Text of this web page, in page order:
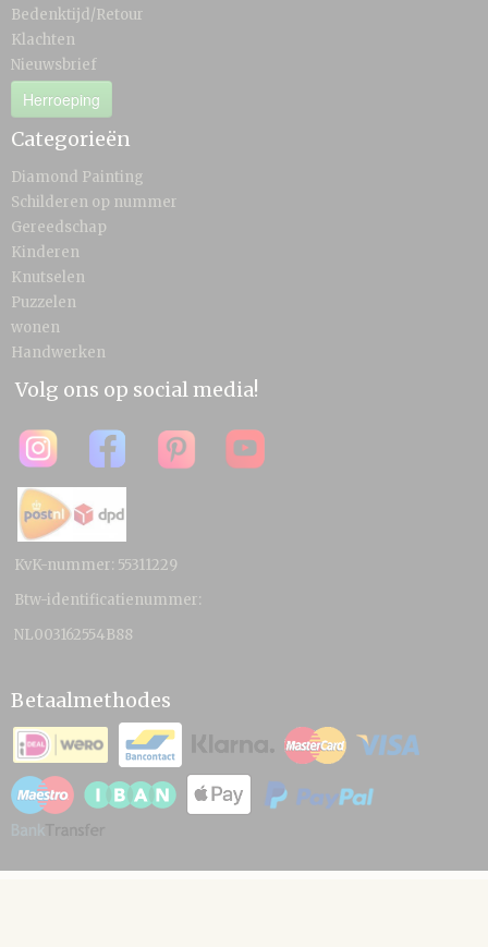
Bedenktijd/Retour
Klachten
Nieuwsbrief
Herroeping
Categorieën
Diamond Painting
Schilderen op nummer
Gereedschap
Kinderen
Knutselen
Puzzelen
wonen
Handwerken
Volg ons op social media!
KvK-nummer: 55311229
Btw-identificatienummer:
NL003162554B88
Betaalmethodes